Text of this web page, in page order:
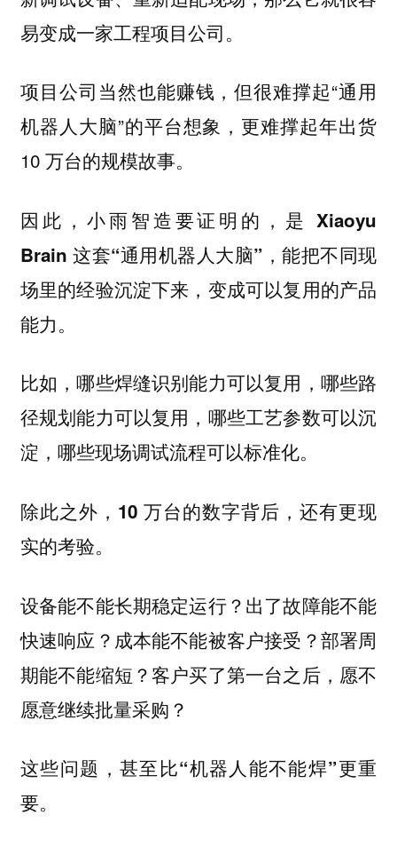
易变成一家工程项目公司。
项目公司当然也能赚钱，但很难撑起“通用
机器人大脑”的平台想象，更难撑起年出货
10 万台的规模故事。
因此， 小雨智造要证明的，是 Xiaoyu
Brain 这套“通用机器人大脑”，能把不同现
场里的经验沉淀下来，变成可以复用的产品
能力。
比如，哪些焊缝识别能力可以复用，哪些路
径规划能力可以复用，哪些工艺参数可以沉
淀，哪些现场调试流程可以标准化。
除此之外， 10 万台的数字背后，还有更现
实的考验。
设备能不能长期稳定运行？出了故障能不能
快速响应？成本能不能被客户接受？部署周
期能不能缩短？客户买了第一台之后，愿不
愿意继续批量采购？
这些问题，甚至比“机器人能不能焊”更重
要。